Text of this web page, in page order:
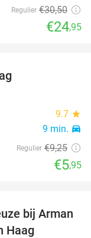
Regulier €30,50
€24,95
9.7 star
9 min. directions_car
Regulier €9,25
€5,95
30%
bij Arman
Haag